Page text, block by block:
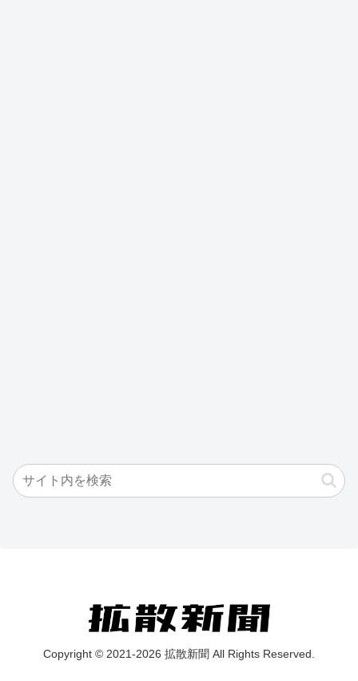
Copyright © 2021-2026 拡散新聞 All Rights Reserved.